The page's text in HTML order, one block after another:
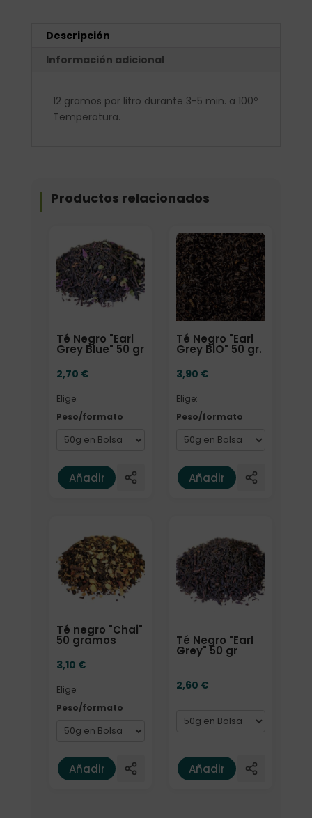
Descripción
Información adicional
12 gramos por litro durante 3-5 min. a 100º
Temperatura.
Productos relacionados
Té Negro "Earl
Grey Blue" 50 gr
2,70 €
Elige:
Peso/formato
Elige: Peso/formato
Añadir
Té Negro "Earl
Grey BIO" 50 gr.
3,90 €
Elige:
Peso/formato
Elige: Peso/formato
Añadir
Té negro "Chai"
50 gramos
3,10 €
Elige:
Peso/formato
Añadir
Té Negro "Earl
Grey" 50 gr
2,60 €
Añadir